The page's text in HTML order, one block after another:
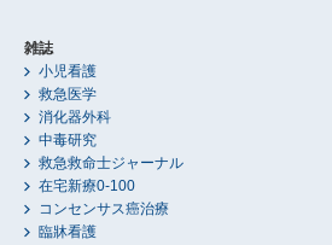
雑誌
小児看護
救急医学
消化器外科
中毒研究
救急救命士ジャーナル
在宅新療0-100
コンセンサス癌治療
臨牀看護